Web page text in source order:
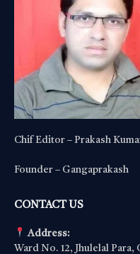
Chif Editor – Prakash
Founder – Gangaprakash
CONTACT US
Address:
Ward No. 12, Jhulelal